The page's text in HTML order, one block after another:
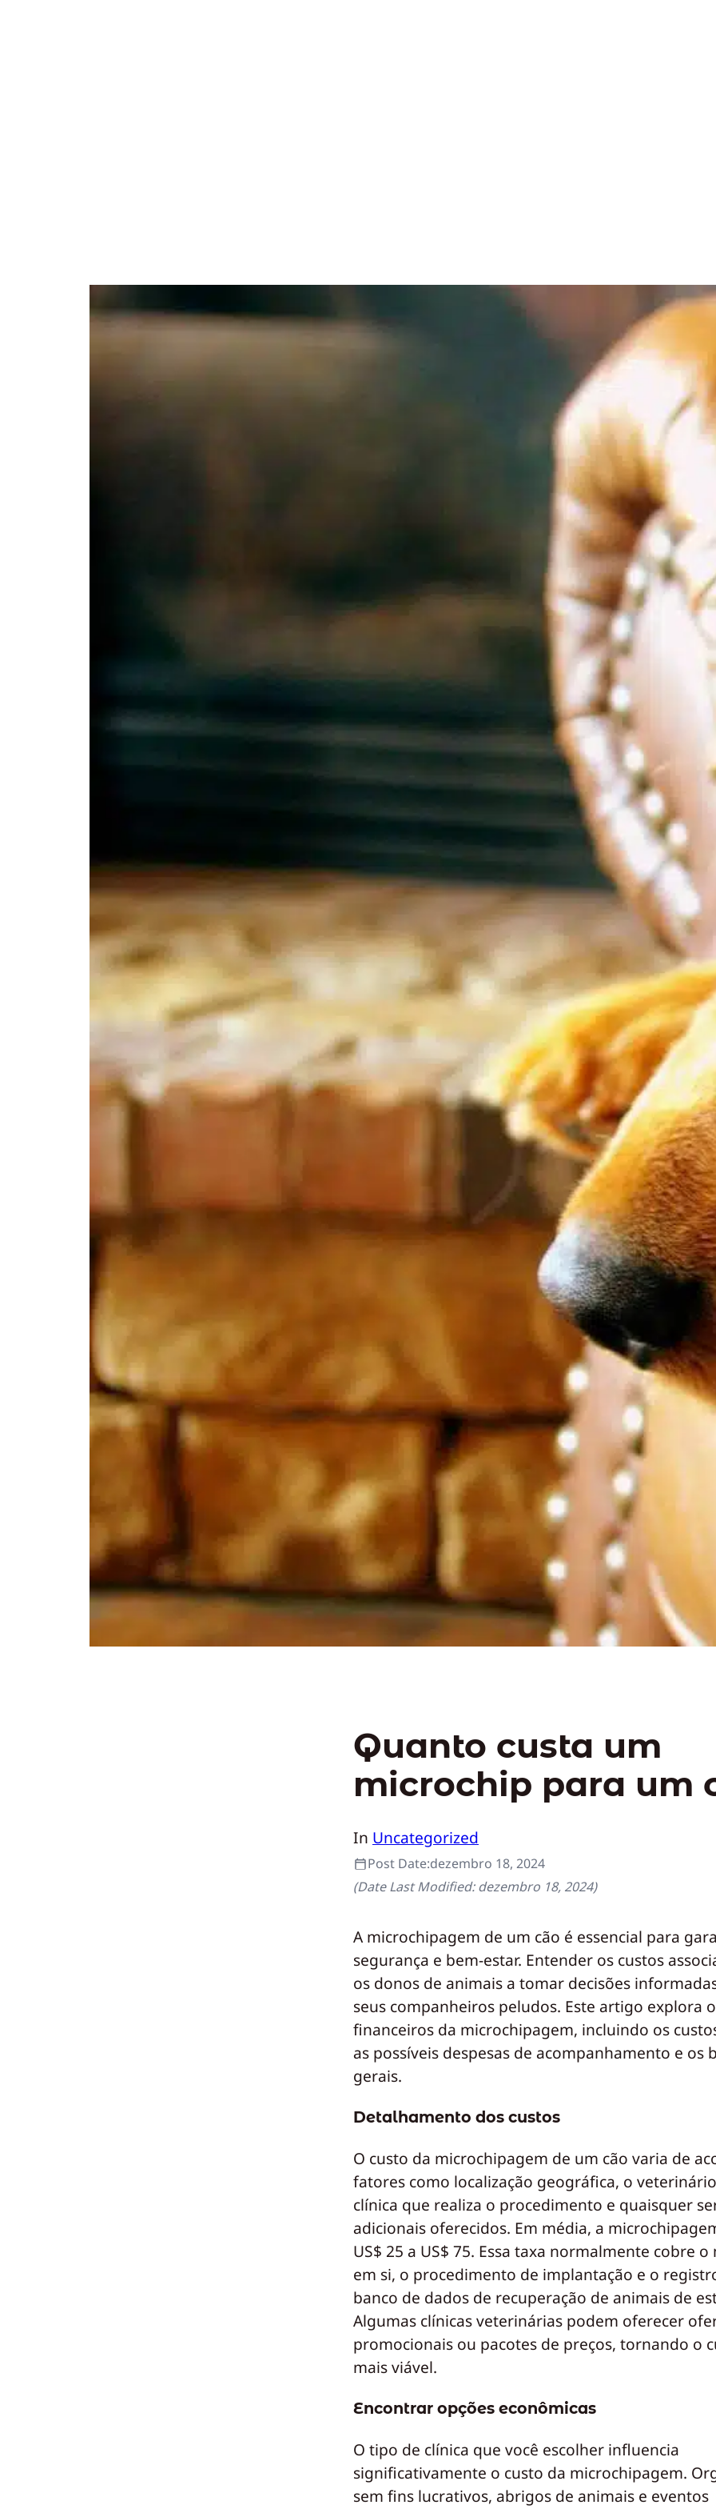
Quanto custa um
microchip para um
In Uncategorized
Post Date:dezembro 18, 2024
(Date Last Modified:dezembro 18, 2024)
A microchipagem de um cão é essencial para
segurança e bem-estar. Entender os custos
os donos de animais a tomar decisões
seus companheiros peludos. Este artigo explora
financeiros da microchipagem, incluindo os
as possíveis despesas de acompanhamento e os
gerais.
Detalhamento dos custos
O custo da microchipagem de um cão varia de
fatores como localização geográfica, o
clínica que realiza o procedimento e quaisquer
adicionais oferecidos. Em média, a
US$ 25 a US$ 75. Essa taxa normalmente cobre
em si, o procedimento de implantação e o
banco de dados de recuperação de animais de
Algumas clínicas veterinárias podem oferecer
promocionais ou pacotes de preços, tornando o
mais viável.
Encontrar opções econômicas
O tipo de clínica que você escolher influencia
significativamente o custo da microchipagem.
sem fins lucrativos, abrigos de animais e eventos